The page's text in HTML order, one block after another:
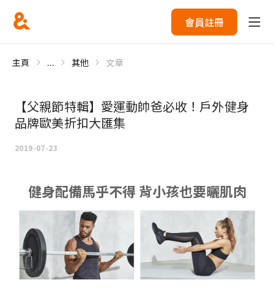
會員註冊
主頁 ... 其他 文章
【父親節特輯】愛運動帥爸必收！戶外健身
品牌歐美折扣大匯集
2019-07-23
健身配備馬乎不得 背小孩也要曬肌肉